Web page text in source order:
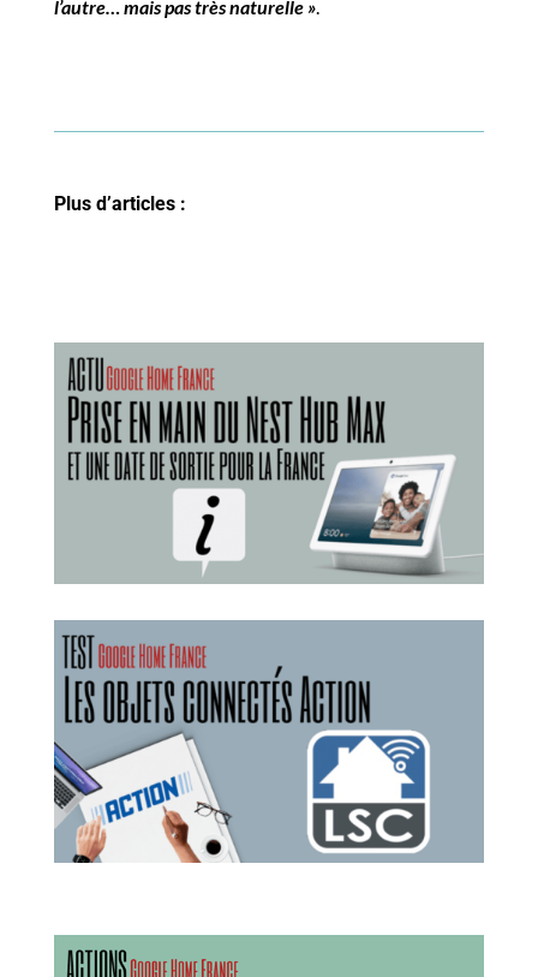
l’autre… mais pas très naturelle ».
Plus d’articles :